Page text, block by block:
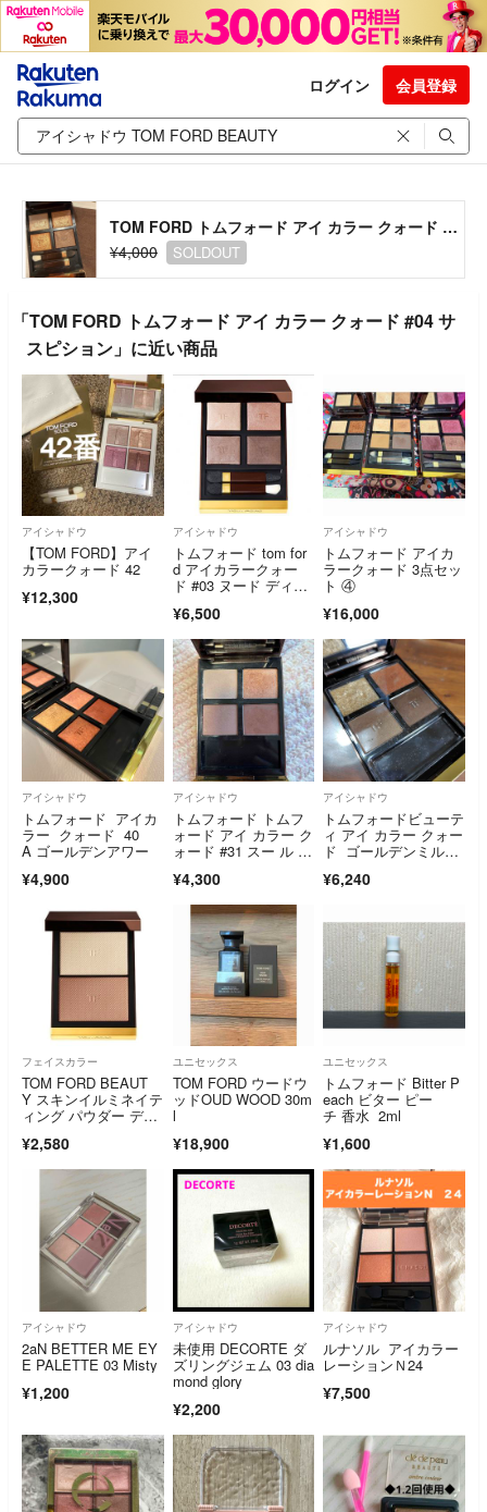
ログイン 会員登録
TOM FORD トムフォード アイ カラー クォード #04 サスピション
¥4,000
SOLDOUT
「TOM FORD トムフォード アイ カラー クォード #04 サ
スピション」に近い商品
アイシャドウ
【TOM FORD】アイ
カラークォード 42
¥12,300
アイシャドウ
トムフォード tom for
d アイカラークォー
ド #03 ヌード ディッ
¥6,500
アイシャドウ
トムフォード アイカ
ラークォード 3点セッ
ト ④
¥16,000
アイシャドウ
トムフォード アイカ
ラー クォード 40
A ゴールデンアワー
¥4,900
アイシャドウ
トムフォード トムフ
ォード アイ カラー ク
ォード #31 スー ル サ
¥4,300
アイシャドウ
トムフォードビューテ
ィ アイ カラー クォー
ド ゴールデンミル
ブ スモーク
¥6,240
フェイスカラー
TOM FORD BEAUT
Y スキンイルミネイテ
ィング パウダー デュ
¥2,580
ユニセックス
TOM FORD ウードウ
ッドOUD WOOD 30m
l
¥18,900
ユニセックス
トムフォード Bitter P
each ビター ピー
チ 香水 2ml
¥1,600
アイシャドウ
2aN BETTER ME EY
E PALETTE 03 Misty
¥1,200
アイシャドウ
未使用 DECORTE ダ
ズリングジェム 03 dia
mond glory
¥2,200
アイシャドウ
ルナソル アイカラー
レーションＮ24
¥7,500